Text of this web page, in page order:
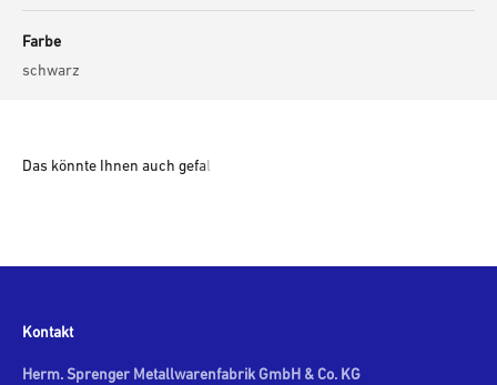
Farbe
schwarz
Kontakt
Herm. Sprenger Metallwarenfabrik GmbH & Co. KG